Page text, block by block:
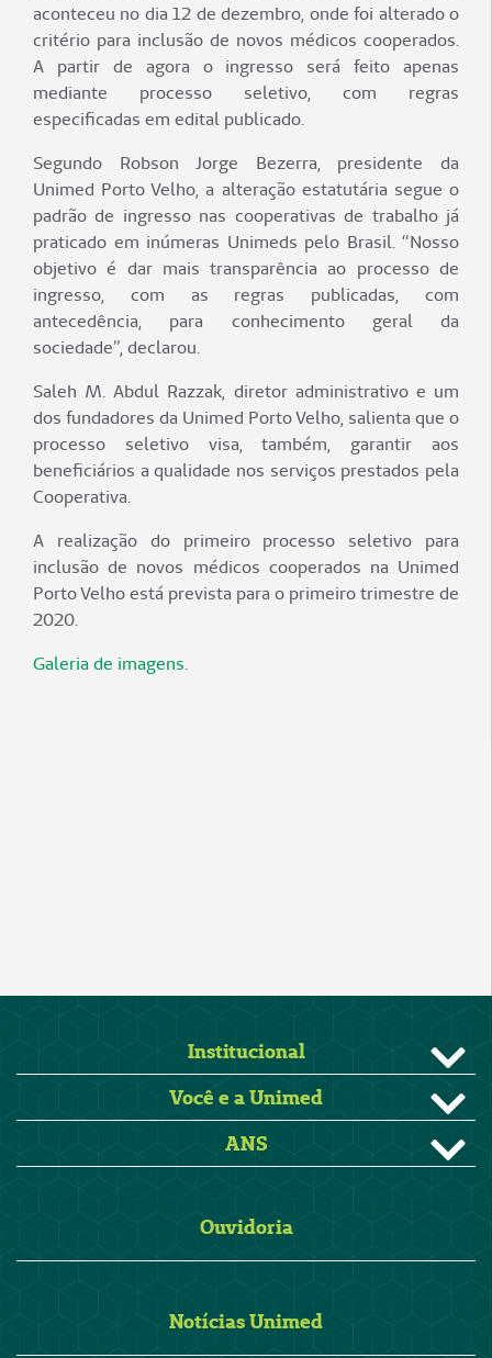
aconteceu no dia 12 de dezembro, onde foi alterado o
critério para inclusão de novos médicos cooperados.
A partir de agora o ingresso será feito apenas
mediante processo seletivo, com regras
especificadas em edital publicado.
Segundo Robson Jorge Bezerra, presidente da
Unimed Porto Velho, a alteração estatutária segue o
padrão de ingresso nas cooperativas de trabalho já
praticado em inúmeras Unimeds pelo Brasil. “Nosso
objetivo é dar mais transparência ao processo de
ingresso, com as regras publicadas, com
antecedência, para conhecimento geral da
sociedade”, declarou.
Saleh M. Abdul Razzak, diretor administrativo e um
dos fundadores da Unimed Porto Velho, salienta que o
processo seletivo visa, também, garantir aos
beneficiários a qualidade nos serviços prestados pela
Cooperativa.
A realização do primeiro processo seletivo para
inclusão de novos médicos cooperados na Unimed
Porto Velho está prevista para o primeiro trimestre de
2020.
Galeria de imagens.
Institucional
Você e a Unimed
ANS
Ouvidoria
Notícias Unimed